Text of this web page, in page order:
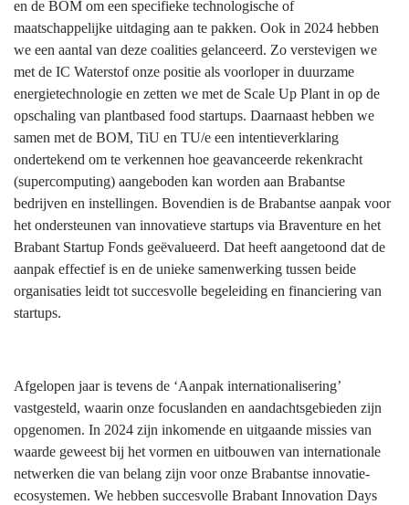
en de BOM om een specifieke technologische of
maatschappelijke uitdaging aan te pakken. Ook in 2024 hebben
we een aantal van deze coalities gelanceerd. Zo verstevigen we
met de IC Waterstof onze positie als voorloper in duurzame
energietechnologie en zetten we met de Scale Up Plant in op de
opschaling van plantbased food startups. Daarnaast hebben we
samen met de BOM, TiU en TU/e een intentieverklaring
ondertekend om te verkennen hoe geavanceerde rekenkracht
(supercomputing) aangeboden kan worden aan Brabantse
bedrijven en instellingen. Bovendien is de Brabantse aanpak voor
het ondersteunen van innovatieve startups via Braventure en het
Brabant Startup Fonds geëvalueerd. Dat heeft aangetoond dat de
aanpak effectief is en de unieke samenwerking tussen beide
organisaties leidt tot succesvolle begeleiding en financiering van
startups.
Afgelopen jaar is tevens de ‘Aanpak internationalisering’
vastgesteld, waarin onze focuslanden en aandachtsgebieden zijn
opgenomen. In 2024 zijn inkomende en uitgaande missies van
waarde geweest bij het vormen en uitbouwen van internationale
netwerken die van belang zijn voor onze Brabantse innovatie-
ecosystemen. We hebben succesvolle Brabant Innovation Days